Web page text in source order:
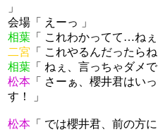
」
会場「 えーっ 」
相葉 「 これわかってて…ねぇ
二宮 「 これやるんだったらね
相葉 「 ねぇ、言っちゃダメで
松本 「 さーぁ、櫻井君はい
す！ 」
松本 「 では櫻井君、前の方に